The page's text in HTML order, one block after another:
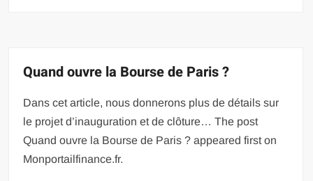
Quand ouvre la Bourse de Paris ?
Dans cet article, nous donnerons plus de détails sur
le projet d’inauguration et de clôture… The post
Quand ouvre la Bourse de Paris ? appeared first on
Monportailfinance.fr.